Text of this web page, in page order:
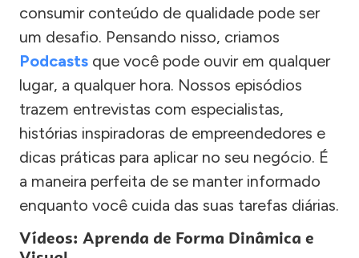
consumir conteúdo de qualidade pode ser
um desafio. Pensando nisso, criamos
Podcasts que você pode ouvir em qualquer
lugar, a qualquer hora. Nossos episódios
trazem entrevistas com especialistas,
histórias inspiradoras de empreendedores e
dicas práticas para aplicar no seu negócio. É
a maneira perfeita de se manter informado
enquanto você cuida das suas tarefas diárias.
Vídeos: Aprenda de Forma Dinâmica e